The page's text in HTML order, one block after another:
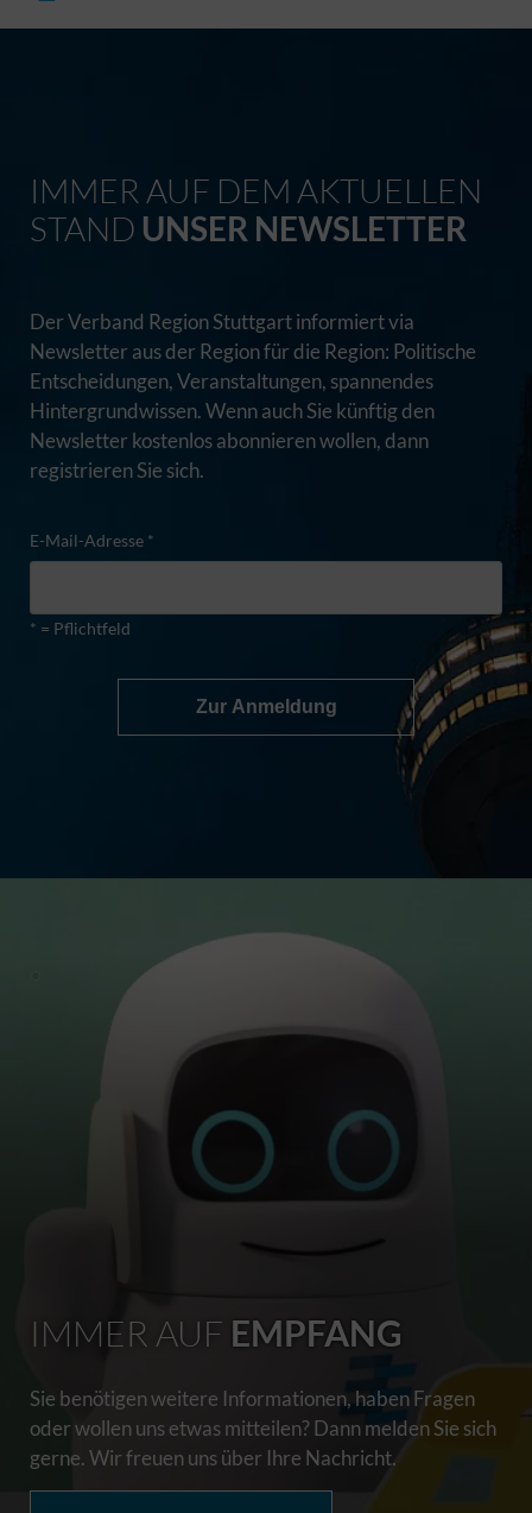
IMMER AUF DEM AKTUELLEN
STAND UNSER NEWSLETTER
Der Verband Region Stuttgart informiert via
Newsletter aus der Region für die Region: Politische
Entscheidungen, Veranstaltungen, spannendes
Hintergrundwissen. Wenn auch Sie künftig den
Newsletter kostenlos abonnieren wollen, dann
registrieren Sie sich.
E-Mail-Adresse *
* = Pflichtfeld
Zur Anmeldung
IMMER AUF EMPFANG
Sie benötigen weitere Informationen, haben Fragen
oder wollen uns etwas mitteilen? Dann melden Sie sich
gerne. Wir freuen uns über Ihre Nachricht.